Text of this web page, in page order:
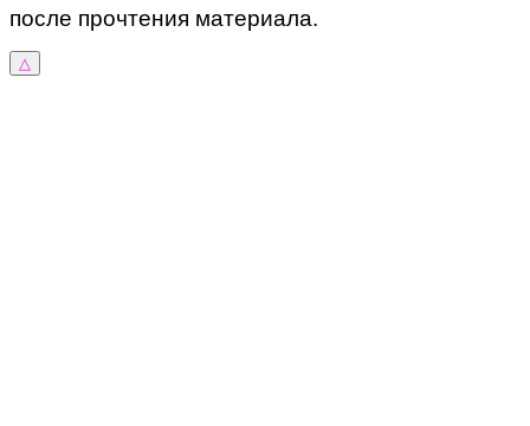
после прочтения материала.